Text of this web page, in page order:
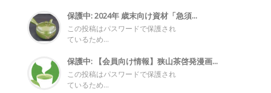
保護中: 2024年 歳末向け資材「急須...
この投稿はパスワードで保護され
ているため...
保護中: 【会員向け情報】狭山茶啓発漫画...
この投稿はパスワードで保護され
ているため...